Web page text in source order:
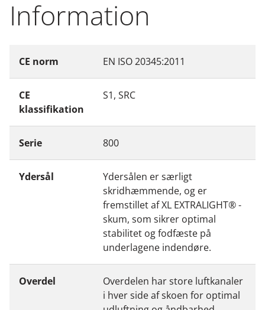
Information
CE norm EN ISO 20345:2011
CE
klassifikation
S1, SRC
Serie 800
Ydersål
Ydersålen er særligt
skridhæmmende, og er
fremstillet af XL EXTRALIGHT® -
skum, som sikrer optimal
stabilitet og fodfæste på
underlagene indendøre.
Overdel
Overdelen har store luftkanaler
i hver side af skoen for optimal